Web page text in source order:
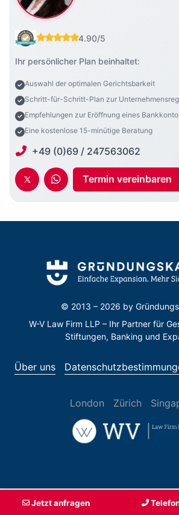
4.90/5
Ihr persönlicher Plan beinhaltet:
Auswahl der optimalen Gerichtsbarkeit
Schritt-für-Schritt-Plan zur
Empfehlungen zur Eröffnung eines
Eine kostenlose 15-minütige Beratung
+49 (0)69 / 247563062
Termin vereinbaren
© 2013 – 2026 by
W-V Law Firm LLP – Ihr Partner für
Stiftungen, Banking und
Über uns
London Zürich
Jetzt anfragen